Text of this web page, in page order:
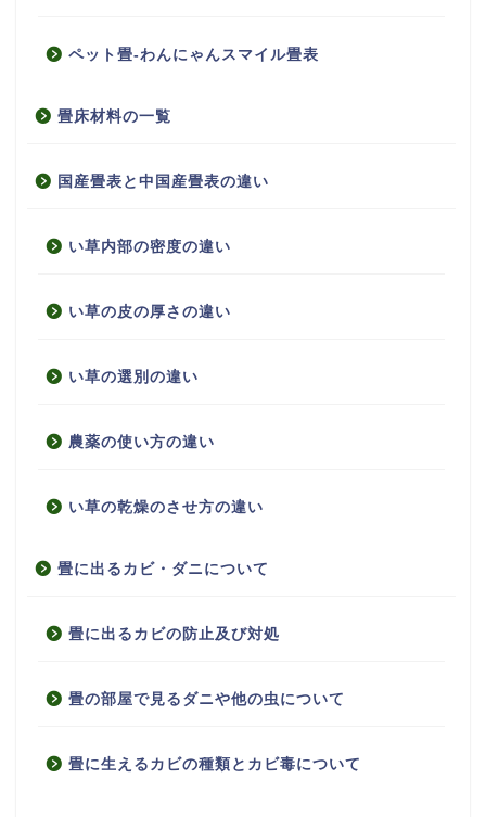
ペット畳-わんにゃんスマイル畳表
畳床材料の一覧
国産畳表と中国産畳表の違い
い草内部の密度の違い
い草の皮の厚さの違い
い草の選別の違い
農薬の使い方の違い
い草の乾燥のさせ方の違い
畳に出るカビ・ダニについて
畳に出るカビの防止及び対処
畳の部屋で見るダニや他の虫について
畳に生えるカビの種類とカビ毒について